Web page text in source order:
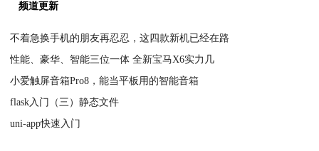
频道更新
不着急换手机的朋友再忍忍，这四款新机已经在路
性能、豪华、智能三位一体 全新宝马X6实力几
小爱触屏音箱Pro8，能当平板用的智能音箱
flask入门（三）静态文件
uni-app快速入门